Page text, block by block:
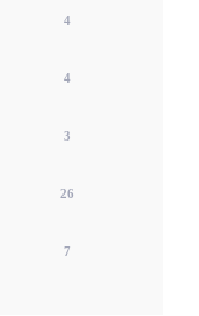
4
4
3
26
7